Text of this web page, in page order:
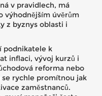
v pravidlech, má
výhodnějším úvěrům
z byznys oblasti i
podnikatele k
inflaci, vývoj kurzů i
reforma nebo
rychle promítnou jak
zaměstnanců.